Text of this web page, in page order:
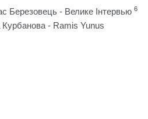
Березовець - Велике Інтервью 6
- Ramis Yunus